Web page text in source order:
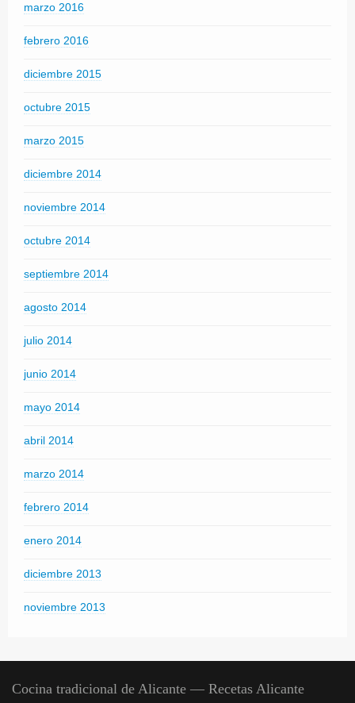
marzo 2016
febrero 2016
diciembre 2015
octubre 2015
marzo 2015
diciembre 2014
noviembre 2014
octubre 2014
septiembre 2014
agosto 2014
julio 2014
junio 2014
mayo 2014
abril 2014
marzo 2014
febrero 2014
enero 2014
diciembre 2013
noviembre 2013
Cocina tradicional de Alicante — Recetas Alicante